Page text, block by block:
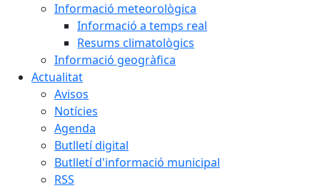
Informació meteorològica
Informació a temps real
Resums climatològics
Informació geogràfica
Actualitat
Avisos
Notícies
Agenda
Butlletí digital
Butlletí d'informació municipal
RSS